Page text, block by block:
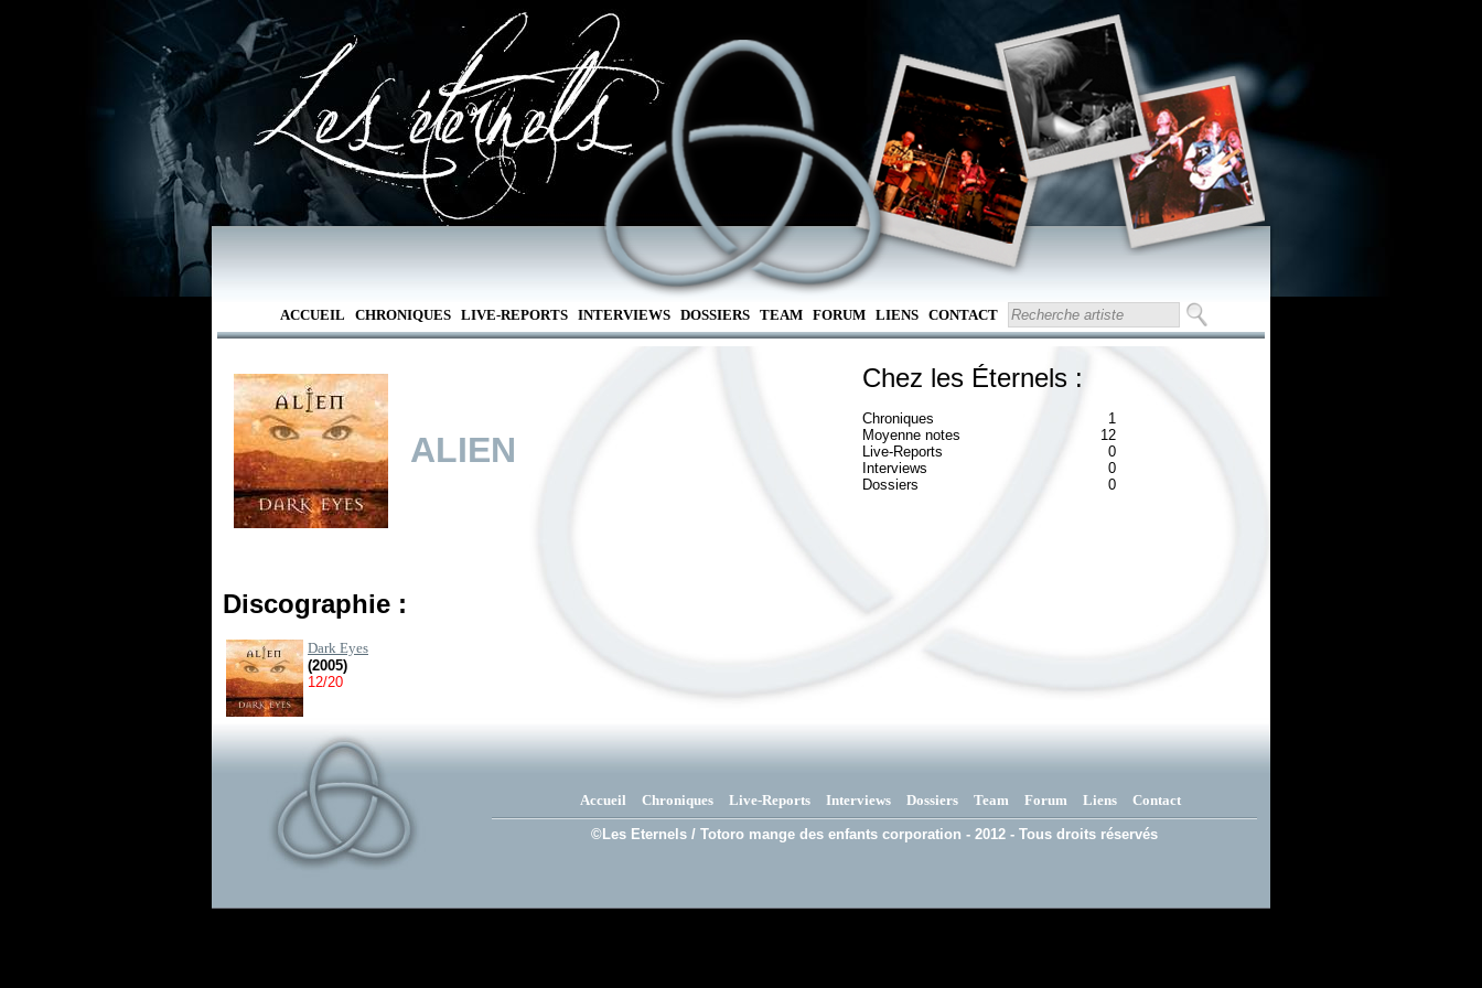
ACCUEIL CHRONIQUES LIVE-REPORTS INTERVIEWS DOSSIERS TEAM FORUM LIENS CONTACT
ALIEN
Chez les Éternels :
Chroniques
1
Moyenne notes
12
Live-Reports
0
Interviews
0
Dossiers
0
Discographie :
Dark Eyes
(2005)
12/20
Accueil Chroniques Live-Reports Interviews Dossiers Team Forum Liens Contact
©Les Eternels / Totoro mange des enfants corporation - 2012 - Tous droits réservés